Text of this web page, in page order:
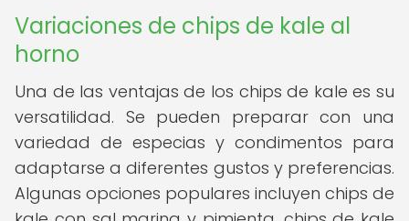
Variaciones de chips de kale al
horno
Una de las ventajas de los chips de kale es su
versatilidad. Se pueden preparar con una
variedad de especias y condimentos para
adaptarse a diferentes gustos y preferencias.
Algunas opciones populares incluyen chips de